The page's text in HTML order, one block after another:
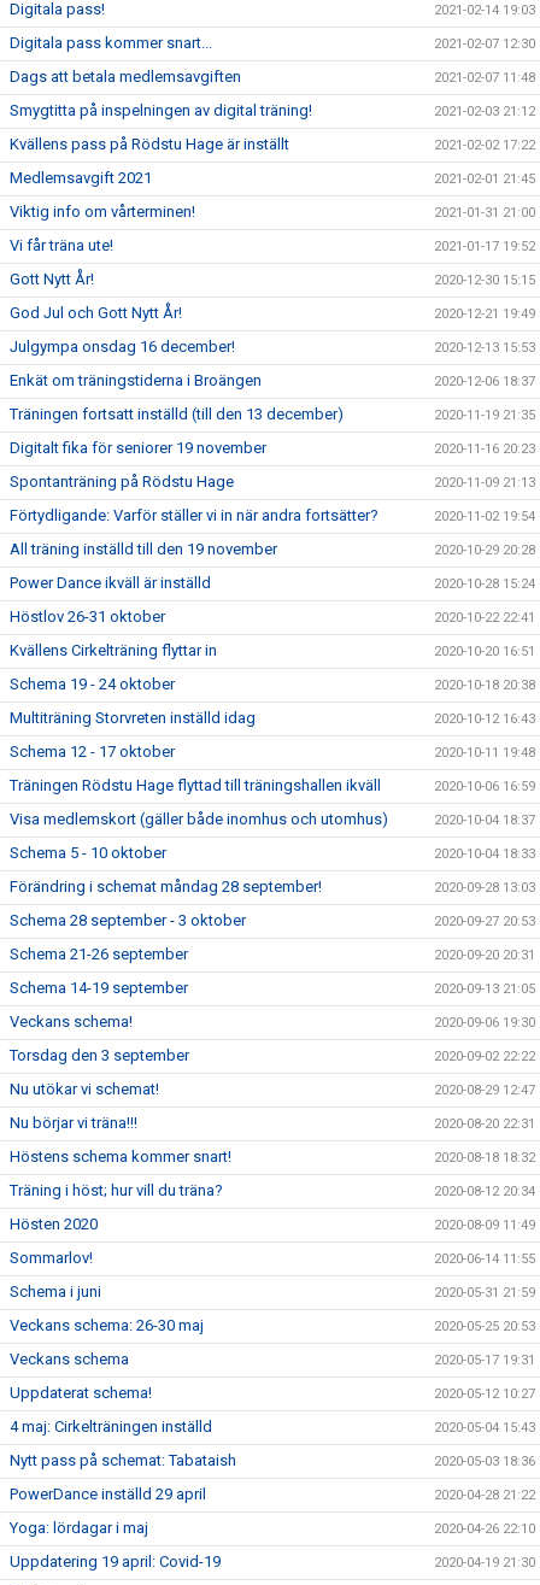
Digitala pass! 2021-02-14 19:03
Digitala pass kommer snart... 2021-02-07 12:30
Dags att betala medlemsavgiften 2021-02-07 11:48
Smygtitta på inspelningen av digital träning! 2021-02-03 21:12
Kvällens pass på Rödstu Hage är inställt 2021-02-02 17:22
Medlemsavgift 2021 2021-02-01 21:45
Viktig info om vårterminen! 2021-01-31 21:00
Vi får träna ute! 2021-01-17 19:52
Gott Nytt År! 2020-12-30 15:15
God Jul och Gott Nytt År! 2020-12-21 19:49
Julgympa onsdag 16 december! 2020-12-13 15:53
Enkät om träningstiderna i Broängen 2020-12-06 18:37
Träningen fortsatt inställd (till den 13 december) 2020-11-19 21:35
Digitalt fika för seniorer 19 november 2020-11-16 20:23
Spontanträning på Rödstu Hage 2020-11-09 21:13
Förtydligande: Varför ställer vi in när andra fortsätter? 2020-11-02 19:54
All träning inställd till den 19 november 2020-10-29 20:28
Power Dance ikväll är inställd 2020-10-28 15:24
Höstlov 26-31 oktober 2020-10-22 22:41
Kvällens Cirkelträning flyttar in 2020-10-20 16:51
Schema 19 - 24 oktober 2020-10-18 20:38
Multiträning Storvreten inställd idag 2020-10-12 16:43
Schema 12 - 17 oktober 2020-10-11 19:48
Träningen Rödstu Hage flyttad till träningshallen ikväll 2020-10-06 16:59
Visa medlemskort (gäller både inomhus och utomhus) 2020-10-04 18:37
Schema 5 - 10 oktober 2020-10-04 18:33
Förändring i schemat måndag 28 september! 2020-09-28 13:03
Schema 28 september - 3 oktober 2020-09-27 20:53
Schema 21-26 september 2020-09-20 20:31
Schema 14-19 september 2020-09-13 21:05
Veckans schema! 2020-09-06 19:30
Torsdag den 3 september 2020-09-02 22:22
Nu utökar vi schemat! 2020-08-29 12:47
Nu börjar vi träna!!! 2020-08-20 22:31
Höstens schema kommer snart! 2020-08-18 18:32
Träning i höst; hur vill du träna? 2020-08-12 20:34
Hösten 2020 2020-08-09 11:49
Sommarlov! 2020-06-14 11:55
Schema i juni 2020-05-31 21:59
Veckans schema: 26-30 maj 2020-05-25 20:53
Veckans schema 2020-05-17 19:31
Uppdaterat schema! 2020-05-12 10:27
4 maj: Cirkelträningen inställd 2020-05-04 15:43
Nytt pass på schemat: Tabataish 2020-05-03 18:36
PowerDance inställd 29 april 2020-04-28 21:22
Yoga: lördagar i maj 2020-04-26 22:10
Uppdatering 19 april: Covid-19 2020-04-19 21:30